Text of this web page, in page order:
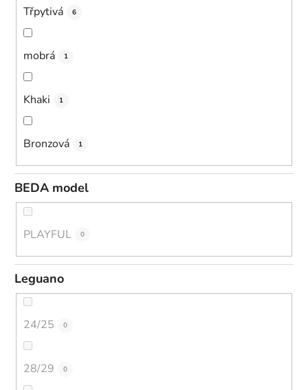
Třpytivá 6
mobrá 1
Khaki 1
Bronzová 1
BEDA model
PLAYFUL 0
Leguano
24/25 0
28/29 0